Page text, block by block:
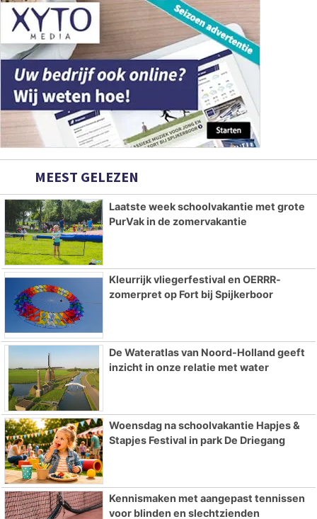
MEEST GELEZEN
Laatste week schoolvakantie met grote
PurVak in de zomervakantie
Kleurrijk vliegerfestival en OERRR-
zomerpret op Fort bij Spijkerboor
De Wateratlas van Noord-Holland geeft
inzicht in onze relatie met water
Woensdag na schoolvakantie Hapjes &
Stapjes Festival in park De Driegang
Kennismaken met aangepast tennissen
voor blinden en slechtzienden